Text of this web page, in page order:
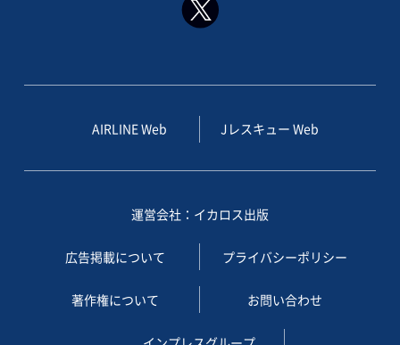
AIRLINE Web Jレスキュー Web
運営会社：イカロス出版
広告掲載について プライバシーポリシー
著作権について お問い合わせ